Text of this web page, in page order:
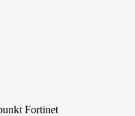
Fortinet